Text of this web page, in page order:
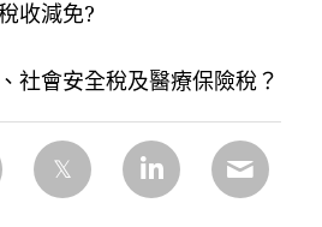
收減免?
社會安全稅及醫療保險稅？